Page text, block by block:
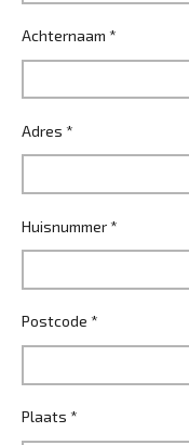
Achternaam *
Adres *
Huisnummer *
Postcode *
Plaats *